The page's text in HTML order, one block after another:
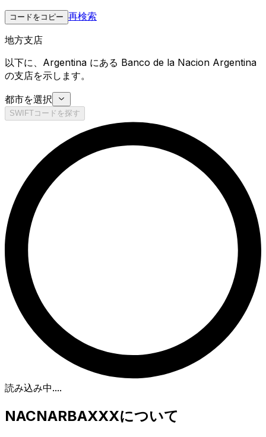
コードをコピー 再検索
地方支店
以下に、Argentina にある Banco de la Nacion Argentina
の支店を示します。
都市を選択
SWIFTコードを探す
読み込み中....
NACNARBAXXXについて